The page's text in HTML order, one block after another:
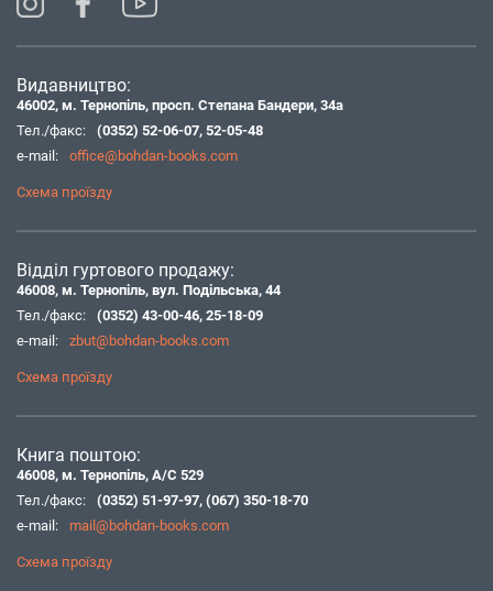
Видавництво:
46002, м. Тернопіль, просп. Степана Бандери, 34а
Тел./факс:
(0352) 52-06-07, 52-05-48
e-mail:
office@bohdan-books.com
Схема проїзду
Відділ гуртового продажу:
46008, м. Тернопіль, вул. Подільська, 44
Тел./факс:
(0352) 43-00-46, 25-18-09
e-mail:
zbut@bohdan-books.com
Схема проїзду
Книга поштою:
46008, м. Тернопіль, А/С 529
Тел./факс:
(0352) 51-97-97, (067) 350-18-70
e-mail:
mail@bohdan-books.com
Схема проїзду